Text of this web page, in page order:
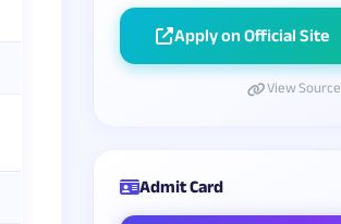
Apply on Official Site
View Source
Admit Card